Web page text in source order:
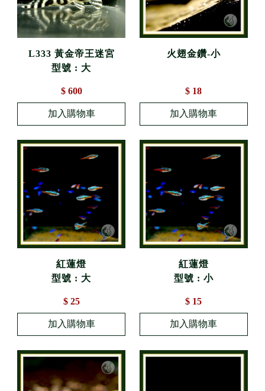
L333 黃金帝王迷宮
型號 : 大
$ 600
火翅金鑽-小
$ 18
紅蓮燈
型號 : 大
$ 25
紅蓮燈
型號 : 小
$ 15